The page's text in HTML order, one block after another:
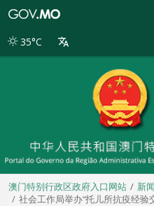
别
35°C
澳门特别行政区政府入口网站
新闻
社会工作局举办“托儿所抗疫经验